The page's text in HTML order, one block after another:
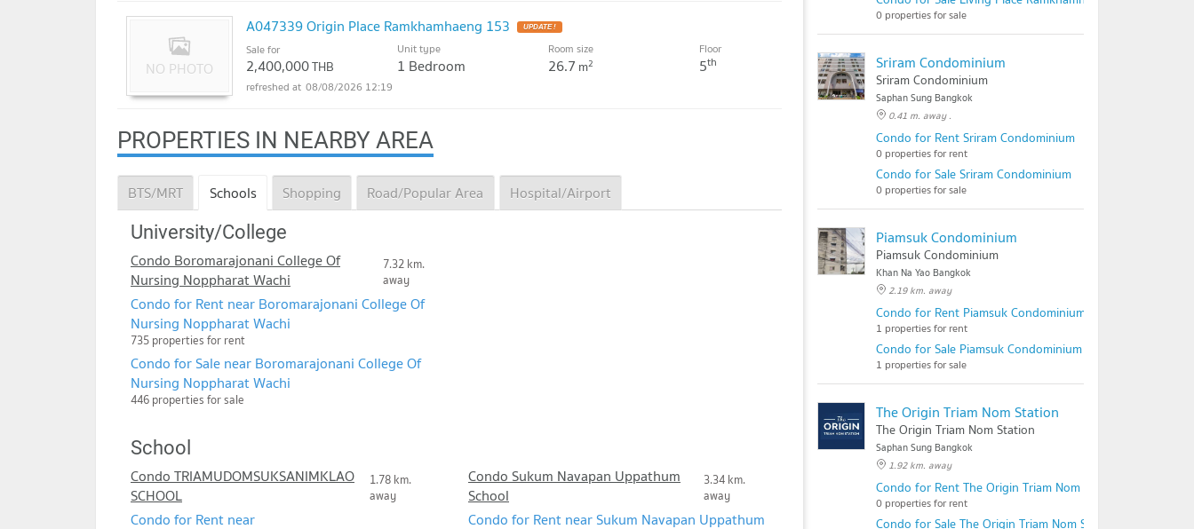
A047339 Origin Place Ramkhamhaeng 153
Sale for
2,400,000THB
Unit type
1 Bedroom
Room size
26.7 m2
Floor
5th
08/08/2026 12:19
PROPERTIES IN NEARBY AREA
BTS/MRT Schools Shopping Road/Popular Area Hospital/Airport
University/College
Condo Boromarajonani College Of
Nursing Noppharat Wachi
7.32 km.
away
Condo for Rent near Boromarajonani College Of
Nursing Noppharat Wachi
735 properties for rent
Condo for Sale near Boromarajonani College Of
Nursing Noppharat Wachi
446 properties for sale
School
Condo TRIAMUDOMSUKSANIMKLAO
SCHOOL
1.78 km.
away
Condo for Rent near
Condo Sukum Navapan Uppathum
School
3.34 km.
away
Condo for Rent near Sukum Navapan Uppathum
0 properties for sale
Sriram Condominium
Sriram Condominium
Saphan Sung Bangkok
0.41 m. away .
Condo for Rent Sriram Condominium
0 properties for rent
Condo for Sale Sriram Condominium
0 properties for sale
Piamsuk Condominium
Piamsuk Condominium
Khan Na Yao Bangkok
2.19 km. away
Condo for Rent Piamsuk Condominium
1 properties for rent
Condo for Sale Piamsuk Condominium
1 properties for sale
The Origin Triam Nom Station
The Origin Triam Nom Station
Saphan Sung Bangkok
1.92 km. away
Condo for Rent The Origin Triam Nom Station
0 properties for rent
Condo for Sale The Origin Triam Nom Station